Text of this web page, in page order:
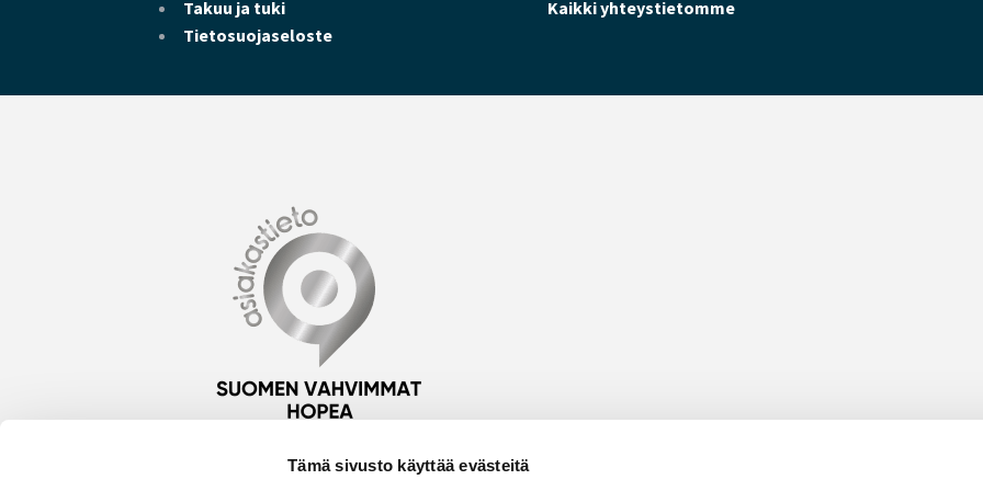
Tämä sivusto käyttää evästeitä
Takuu ja tuki
Tietosuojaseloste
Kaikki yhteystietomme